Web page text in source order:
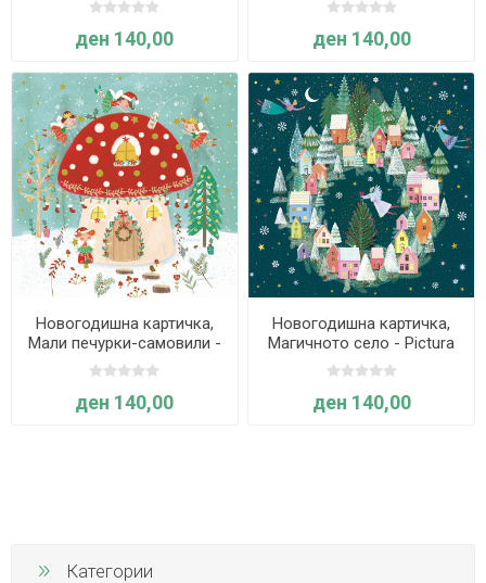
ден 140,00 ден 140,00
Новогодишна картичка,
Мали печурки-самовили -
Pictura
ден 140,00
Новогодишна картичка,
Магичното село - Pictura
ден 140,00
Категории